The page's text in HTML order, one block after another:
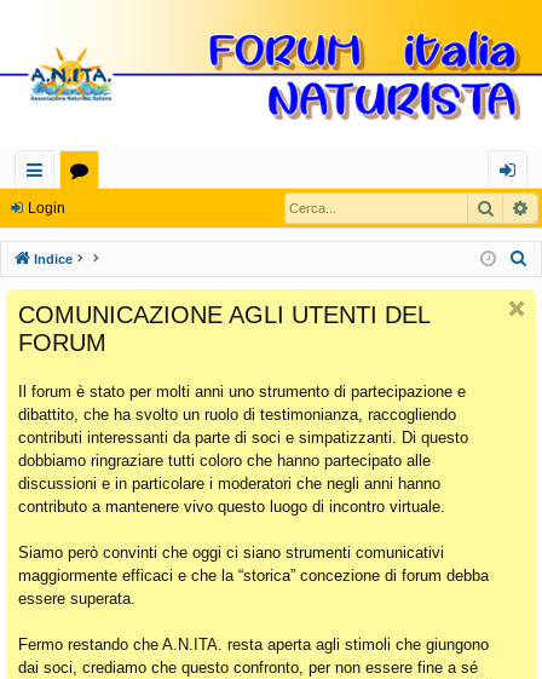
oll
eg
a
m
en
ti
Ra
pi
di
u
m
og
in
Login Cerca
Indice
COMUNICAZIONE AGLI UTENTI DEL
FORUM
Il forum è stato per molti anni uno strumento di partecipazione e
dibattito, che ha svolto un ruolo di testimonianza, raccogliendo
contributi interessanti da parte di soci e simpatizzanti. Di questo
dobbiamo ringraziare tutti coloro che hanno partecipato alle
discussioni e in particolare i moderatori che negli anni hanno
contributo a mantenere vivo questo luogo di incontro virtuale.
Siamo però convinti che oggi ci siano strumenti comunicativi
maggiormente efficaci e che la “storica” concezione di forum debba
essere superata.
Fermo restando che A.N.ITA. resta aperta agli stimoli che giungono
dai soci, crediamo che questo confronto, per non essere fine a sé